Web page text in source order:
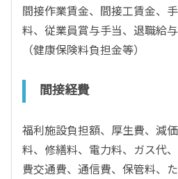
間接作業賃金、間接工賃金、
料、従業員賞与手当、退職給
（健康保険料負担金等）
間接経費
福利施設負担額、厚生費、減
料、修繕料、電力料、ガス代
費交通費、通信費、保管料、